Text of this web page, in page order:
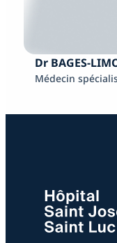
Dr BAGES-
Médecin